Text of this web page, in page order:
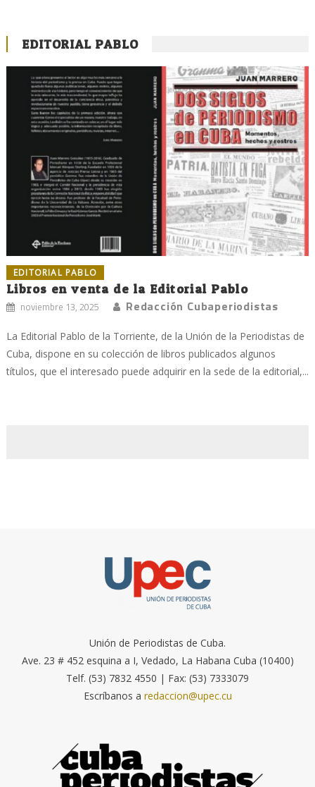
EDITORIAL PABLO
EDITORIAL PABLO
Libros en venta de la Editorial Pablo
noviembre 13, 2025 Redacción Cubaperiodistas
La Editorial Pablo de la Torriente, de la Unión de la Periodistas de
Cuba, dispone en su colección de libros publicados algunos
títulos, que el interesado puede adquirir en la sede de la editorial,...
Unión de Periodistas de Cuba.
Ave. 23 # 452 esquina a I, Vedado, La Habana Cuba (10400)
Telf. (53) 7832 4550 | Fax: (53) 7333079
Escríbanos a redaccion@upec.cu